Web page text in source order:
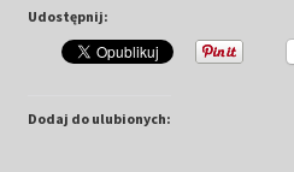
O mnie
Udostępnij:
Dodaj do ulubionych: